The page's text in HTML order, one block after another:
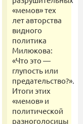
«мемов» тех
лет авторства
видного
политика
Милюкова:
«Что это —
глупость или
предательство?».
Итоги этих
«мемов» и
политической
разноголосицы